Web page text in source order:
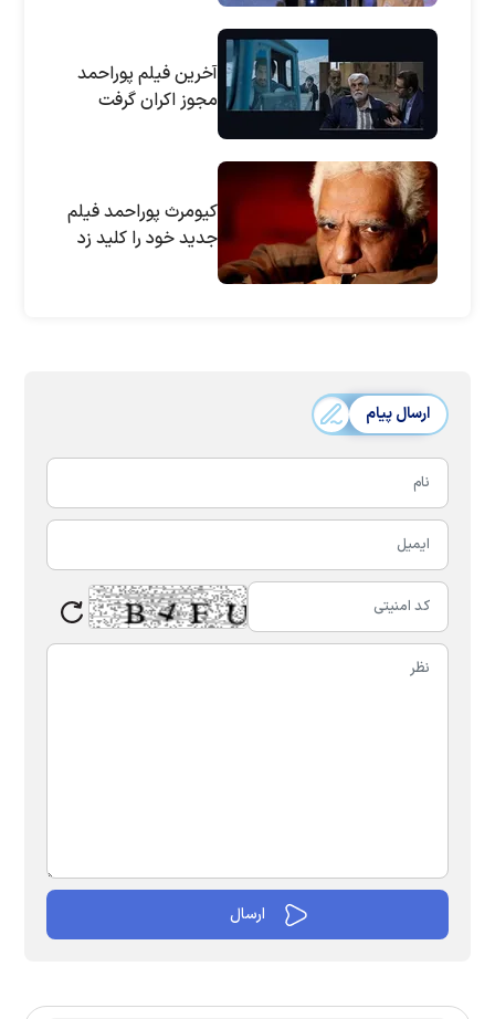
آخرین فیلم پوراحمد
مجوز اکران گرفت
کیومرث پوراحمد فیلم
جدید خود را کلید زد
ارسال پیام